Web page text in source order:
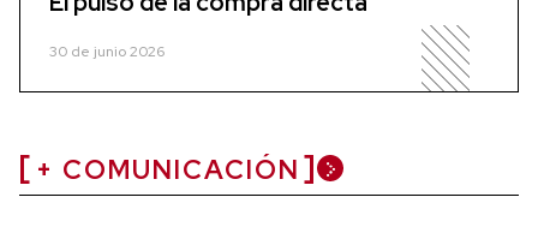
30 de junio 2026
+ COMUNICACIÓN